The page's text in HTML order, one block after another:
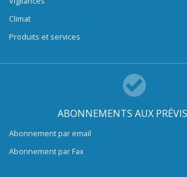
Climat
Produits et services
ABONNEMENTS AUX
Abonnement par email
Abonnement par Fax